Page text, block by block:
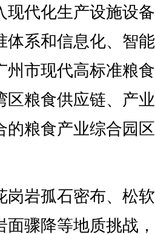
现代化生产设施设
体系和信息化、智
州市现代高标准粮
区粮食供应链、产
的粮食产业综合园
岩孤石密布、松
面骤降等地质挑战